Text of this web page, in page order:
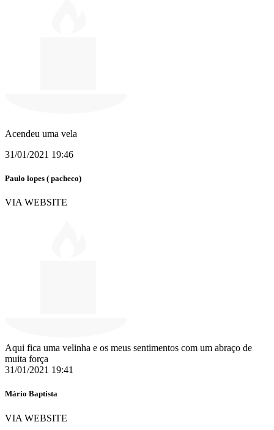
Acendeu uma vela
31/01/2021 19:46
Paulo lopes ( pacheco)
VIA WEBSITE
Aqui fica uma velinha e os meus sentimentos com um abraço de
muita força
31/01/2021 19:41
Mário Baptista
VIA WEBSITE